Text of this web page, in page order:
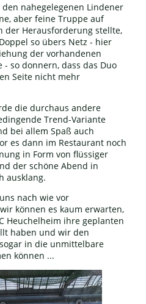
nahegelegenen Lindener
aber feine Truppe auf
der Herausforderung stellte,
so übers Netz - hier
der vorhandenen
so donnern, dass das Duo
Seite nicht mehr
die durchaus andere
Trend-Variante
bei allem Spaß auch
es dann im Restaurant noch
in Form von flüssiger
der schöne Abend in
ausklang.
nach wie vor
können es kaum erwarten,
Heuchelheim ihre geplanten
haben und wir den
in die unmittelbare
können ...